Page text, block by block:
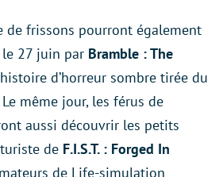
de frissons pourront également
27 juin par Bramble : The
d’horreur sombre tirée du
même jour, les férus de
aussi découvrir les petits
de F.I.S.T. : Forged In
de Life-simulation